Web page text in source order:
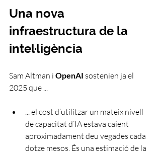
Una nova
infraestructura de la
intel·ligència
Sam Altman i OpenAI sostenien ja el
2025 que ...
... el cost d’utilitzar un mateix nivell
de capacitat d’IA estava caient
aproximadament deu vegades cada
dotze mesos. És una estimació de la